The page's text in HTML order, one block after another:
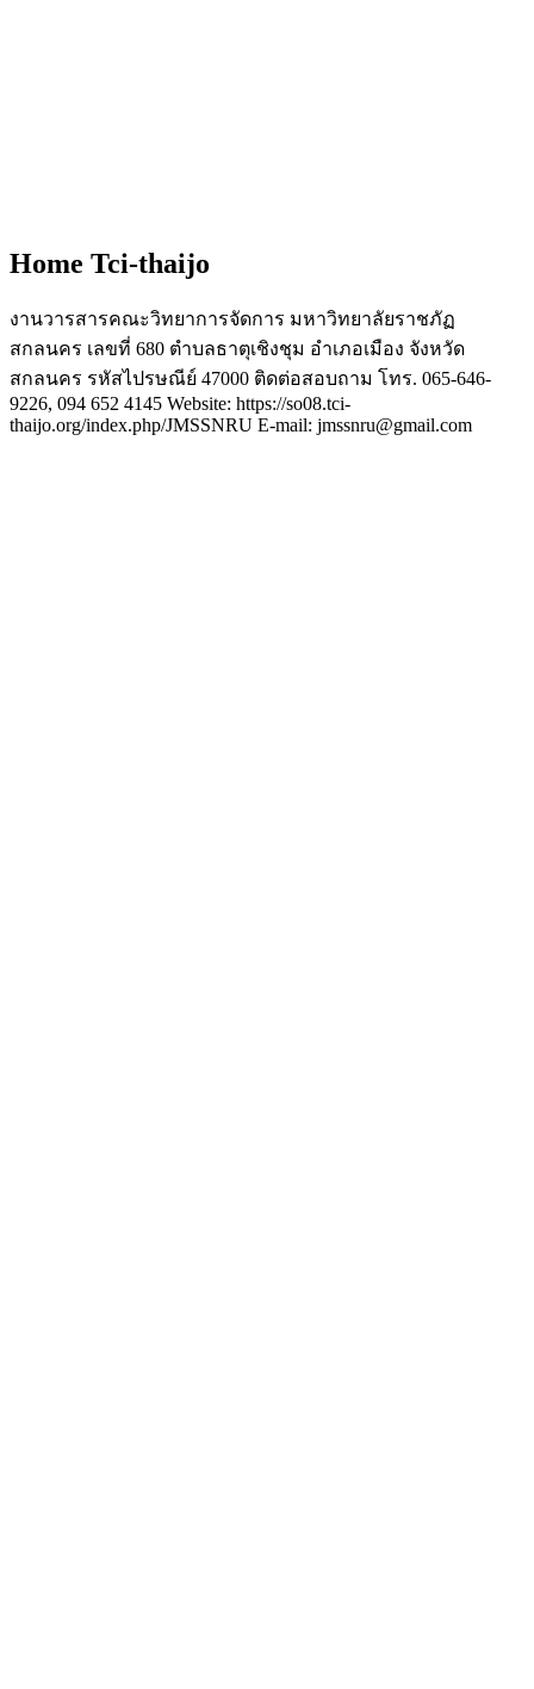
Home Tci-thaijo
งานวารสารคณะวิทยาการจัดการ มหาวิทยาลัยราชภัฏ
สกลนคร เลขที่ 680 ตำบลธาตุเชิงชุม อำเภอเมือง จังหวัด
สกลนคร รหัสไปรษณีย์ 47000 ติดต่อสอบถาม โทร. 065-646-
9226, 094 652 4145 Website: https://so08.tci-
thaijo.org/index.php/JMSSNRU E-mail: jmssnru@gmail.com